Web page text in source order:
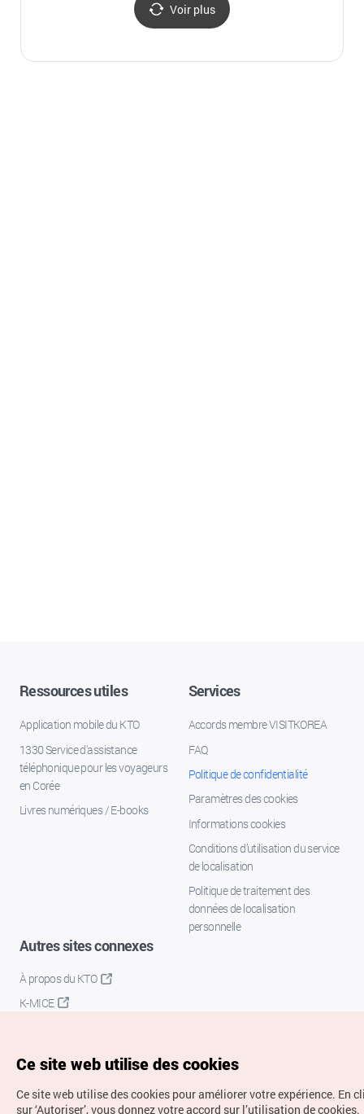
Voir plus
Ressources utiles
Application mobile du KTO
1330 Service d'assistance
téléphonique pour les voyageurs
en Corée
Livres numériques / E-books
Services
Accords membre VISITKOREA
FAQ
Politique de confidentialité
Paramètres des cookies
Informations cookies
Conditions d’utilisation du service
de localisation
Politique de traitement des
données de localisation
personnelle
Autres sites connexes
À propos du KTO
K-MICE
Ce site web utilise des cookies
Ce site web utilise des cookies pour améliorer votre expérience. En
sur ‘Autoriser’, vous donnez votre accord sur l’utilisation de cookies.